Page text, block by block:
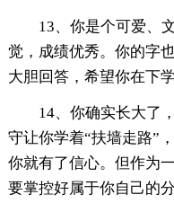
13、你是个可爱、
觉，成绩优秀。你的字
大胆回答，希望你在下
14、你确实长大了
守让你学着“扶墙走路”
你就有了信心。但作为
要掌控好属于你自己的